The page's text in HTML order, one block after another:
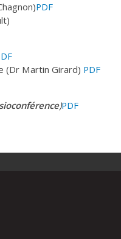
PDF
(Dr Martin Girard) PDF
)PDF